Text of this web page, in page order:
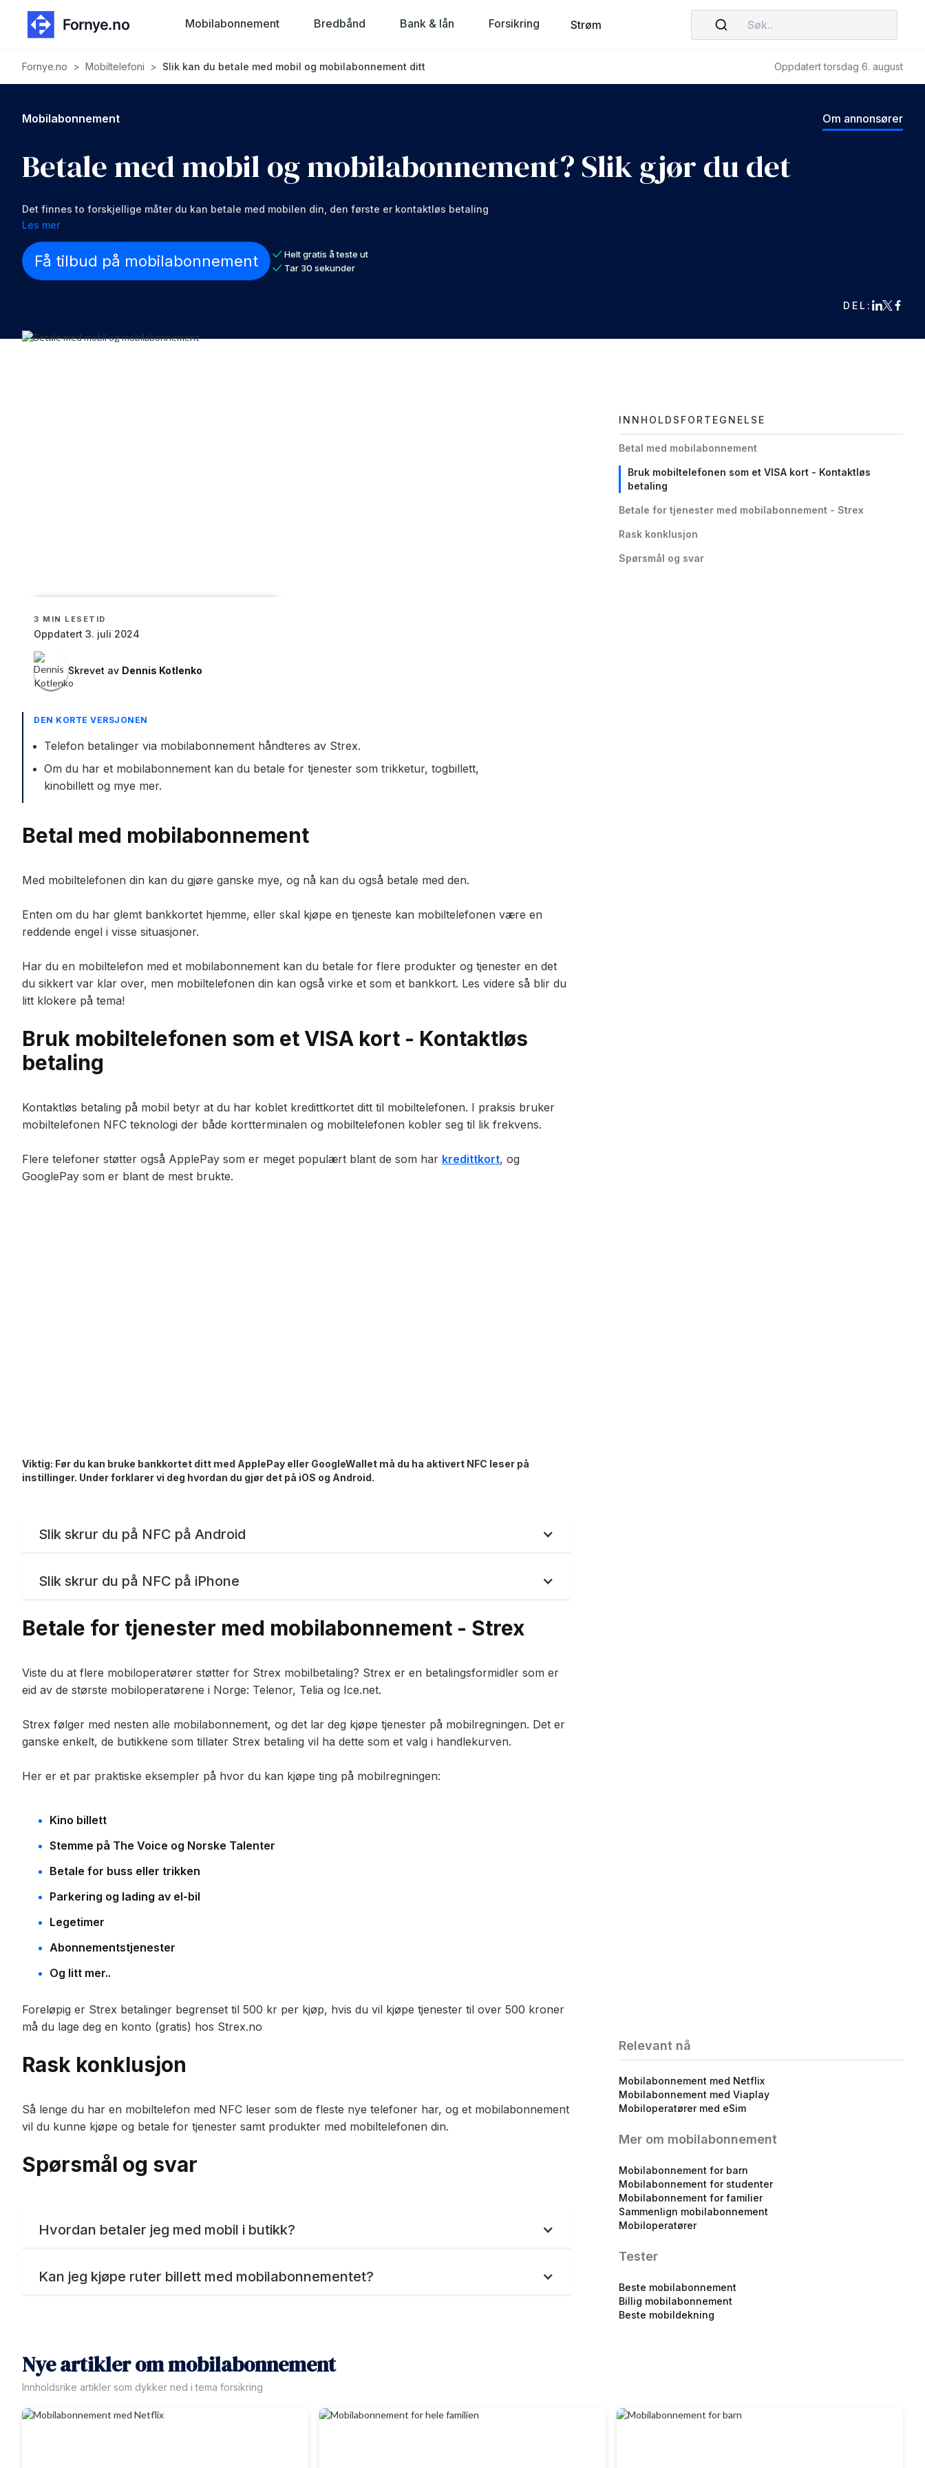
Mobilabonnement Bredbånd Bank & lån Forsikring Strøm Søk..
Fornye.no > Mobiltelefoni > Slik kan du betale med mobil og mobilabonnement ditt Oppdatert torsdag 6. august
Mobilabonnement Om annonsører
Betale med mobil og mobilabonnement? Slik gjør du det
Det finnes to forskjellige måter du kan betale med mobilen din, den første er kontaktløs betaling
og den andre er med mobilabonnementet ditt. I denne guiden forteller vi deg hvordan det
Les mer
Få tilbud på mobilabonnement
Helt gratis å teste ut
Tar 30 sekunder
DEL:
3 MIN LESETID
Oppdatert 3. juli 2024
Skrevet av Dennis Kotlenko
DEN KORTE VERSJONEN
Telefon betalinger via mobilabonnement håndteres av Strex.
Om du har et mobilabonnement kan du betale for tjenester som trikketur, togbillett,
kinobillett og mye mer.
Betal med mobilabonnement
Med mobiltelefonen din kan du gjøre ganske mye, og nå kan du også betale med den.
Enten om du har glemt bankkortet hjemme, eller skal kjøpe en tjeneste kan mobiltelefonen være en
reddende engel i visse situasjoner.
Har du en mobiltelefon med et mobilabonnement kan du betale for flere produkter og tjenester en det
du sikkert var klar over, men mobiltelefonen din kan også virke et som et bankkort. Les videre så blir du
litt klokere på tema!
Bruk mobiltelefonen som et VISA kort - Kontaktløs
betaling
Kontaktløs betaling på mobil betyr at du har koblet kredittkortet ditt til mobiltelefonen. I praksis bruker
mobiltelefonen NFC teknologi der både kortterminalen og mobiltelefonen kobler seg til lik frekvens.
Flere telefoner støtter også ApplePay som er meget populært blant de som har kredittkort, og
GooglePay som er blant de mest brukte.
Viktig: Før du kan bruke bankkortet ditt med ApplePay eller GoogleWallet må du ha aktivert NFC leser på
instillinger. Under forklarer vi deg hvordan du gjør det på iOS og Android.
Slik skrur du på NFC på Android
Slik skrur du på NFC på iPhone
Betale for tjenester med mobilabonnement - Strex
Viste du at flere mobiloperatører støtter for Strex mobilbetaling? Strex er en betalingsformidler som er
eid av de største mobiloperatørene i Norge: Telenor, Telia og Ice.net.
Strex følger med nesten alle mobilabonnement, og det lar deg kjøpe tjenester på mobilregningen. Det er
ganske enkelt, de butikkene som tillater Strex betaling vil ha dette som et valg i handlekurven.
Her er et par praktiske eksempler på hvor du kan kjøpe ting på mobilregningen:
Kino billett
Stemme på The Voice og Norske Talenter
Betale for buss eller trikken
Parkering og lading av el-bil
Legetimer
Abonnementstjenester
Og litt mer..
Foreløpig er Strex betalinger begrenset til 500 kr per kjøp, hvis du vil kjøpe tjenester til over 500 kroner
må du lage deg en konto (gratis) hos Strex.no
Rask konklusjon
Så lenge du har en mobiltelefon med NFC leser som de fleste nye telefoner har, og et mobilabonnement
vil du kunne kjøpe og betale for tjenester samt produkter med mobiltelefonen din.
Spørsmål og svar
Hvordan betaler jeg med mobil i butikk?
Kan jeg kjøpe ruter billett med mobilabonnementet?
INNHOLDSFORTEGNELSE
Betal med mobilabonnement
Bruk mobiltelefonen som et VISA kort - Kontaktløs
betaling
Betale for tjenester med mobilabonnement - Strex
Rask konklusjon
Spørsmål og svar
Relevant nå
Mobilabonnement med Netflix
Mobilabonnement med Viaplay
Mobiloperatører med eSim
Mer om mobilabonnement
Mobilabonnement for barn
Mobilabonnement for studenter
Mobilabonnement for familier
Sammenlign mobilabonnement
Mobiloperatører
Tester
Beste mobilabonnement
Billig mobilabonnement
Beste mobildekning
Nye artikler om mobilabonnement
Innholdsrike artikler som dykker ned i tema forsikring